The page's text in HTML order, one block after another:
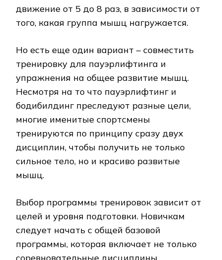
движение от 5 до 8 раз, в зависимости от
того, какая группа мышц нагружается.
Но есть еще один вариант – совместить
тренировку для пауэрлифтинга и
упражнения на общее развитие мышц.
Несмотря на то что пауэрлифтинг и
бодибилдинг преследуют разные цели,
многие именитые спортсмены
тренируются по принципу сразу двух
дисциплин, чтобы получить не только
сильное тело, но и красиво развитые
мышц.
Выбор программы тренировок зависит от
целей и уровня подготовки. Новичкам
следует начать с общей базовой
программы, которая включает не только
соревновательные дисциплины.